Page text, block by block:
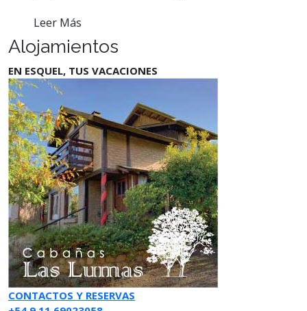
Leer Más
Alojamientos
EN ESQUEL, TUS VACACIONES
CONTACTOS Y RESERVAS